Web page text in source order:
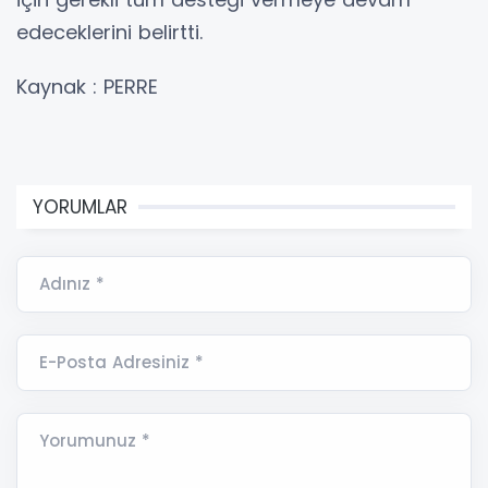
edeceklerini belirtti.
Kaynak : PERRE
YORUMLAR
Adınız *
E-Posta Adresiniz *
Yorumunuz *